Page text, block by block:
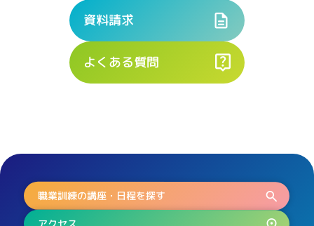
資料請求
よくある質問
職業訓練の講座・日程を探す
アクセス